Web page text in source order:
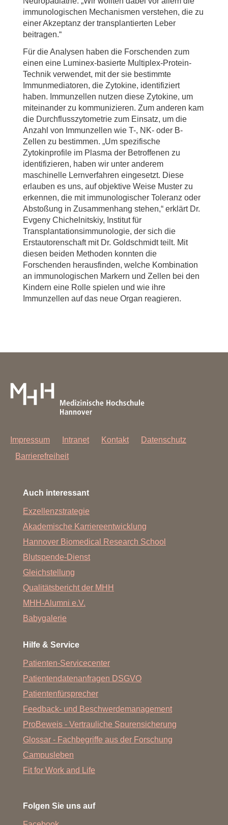
immunologischen Mechanismen verstehen, die zu
einer Akzeptanz der transplantierten Leber
beitragen.“
Für die Analysen haben die Forschenden zum
einen eine Luminex-basierte Multiplex-Protein-
Technik verwendet, mit der sie bestimmte
Immunmediatoren, die Zytokine, identifiziert
haben. Immunzellen nutzen diese Zytokine, um
miteinander zu kommunizieren. Zum anderen kam
die Durchflusszytometrie zum Einsatz, um die
Anzahl von Immunzellen wie T-, NK- oder B-
Zellen zu bestimmen. „Um spezifische
Zytokinprofile im Plasma der Betroffenen zu
identifizieren, haben wir unter anderem
maschinelle Lernverfahren eingesetzt. Diese
erlauben es uns, auf objektive Weise Muster zu
erkennen, die mit immunologischer Toleranz oder
Abstoßung in Zusammenhang stehen,“ erklärt Dr.
Evgeny Chichelnitskiy, Institut für
Transplantationsimmunologie, der sich die
Erstautorenschaft mit Dr. Goldschmidt teilt. Mit
diesen beiden Methoden konnten die
Forschenden herausfinden, welche Kombination
an immunologischen Markern und Zellen bei den
Kindern eine Rolle spielen und wie ihre
Immunzellen auf das neue Organ reagieren.
Impressum Intranet Kontakt
Datenschutz
Barrierefreiheit
Auch interessant
Exzellenzstrategie
Akademische Karriereentwicklung
Hannover Biomedical Research School
Blutspende-Dienst
Gleichstellung
Qualitätsbericht der MHH
MHH-Alumni e.V.
Babygalerie
Hilfe & Service
Patienten-Servicecenter
Patientendatenanfragen DSGVO
Patientenfürsprecher
Feedback- und Beschwerdemanagement
ProBeweis - Vertrauliche Spurensicherung
Glossar - Fachbegriffe aus der Forschung
Campusleben
Fit for Work and Life
Folgen Sie uns auf